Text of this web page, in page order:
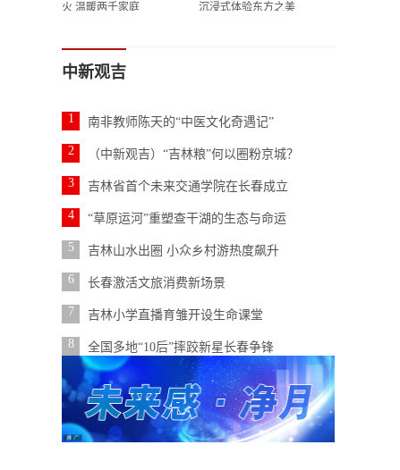
火 温暖两千家庭
沉浸式体验东方之美
中新观吉
1 南非教师陈天的“中医文化奇遇记”
2 （中新观吉）“吉林粮”何以圈粉京城？
3 吉林省首个未来交通学院在长春成立
4 “草原运河”重塑查干湖的生态与命运
5 吉林山水出圈 小众乡村游热度飙升
6 长春激活文旅消费新场景
7 吉林小学直播育雏开设生命课堂
8 全国多地“10后”摔跤新星长春争锋